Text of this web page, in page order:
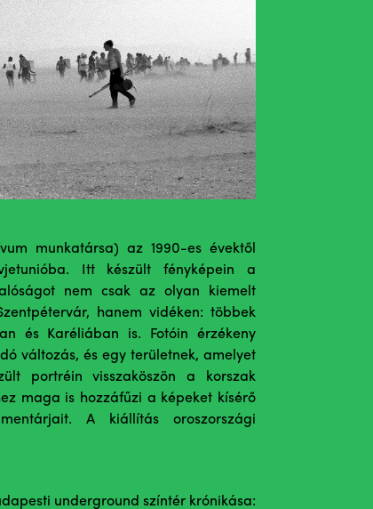
munkatársa) az 1990-es évektől
Itt készült fényképein a
nem csak az olyan kiemelt
hanem vidéken: többek
és Karéliában is. Fotóin érzékeny
változás, és egy területnek, amelyet
portréin visszaköszön a korszak
maga is hozzáfűzi a képeket kísérő
A kiállítás oroszországi
underground színtér krónikása: